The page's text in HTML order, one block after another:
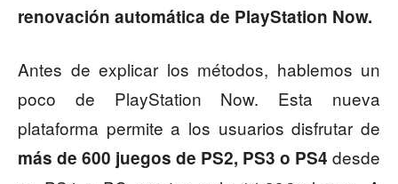
renovación automática de PlayStation Now.
Antes de explicar los métodos, hablemos un
poco de PlayStation Now. Esta nueva
plataforma permite a los usuarios disfrutar de
más de 600 juegos de PS2, PS3 o PS4 desde